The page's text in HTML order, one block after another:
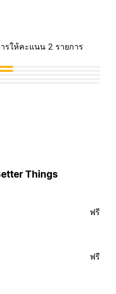
รให้คะแนน 2 รายการ
Things
ฟรี
ฟรี